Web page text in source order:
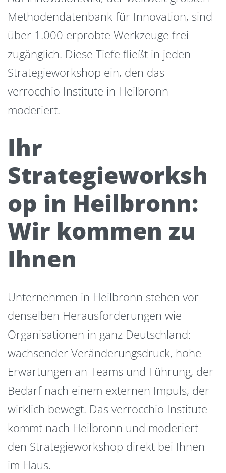
Methodendatenbank für Innovation, sind
über 1.000 erprobte Werkzeuge frei
zugänglich. Diese Tiefe fließt in jeden
Strategieworkshop ein, den das
verrocchio Institute in Heilbronn
moderiert.
Ihr
Strategieworksh
op in Heilbronn:
Wir kommen zu
Ihnen
Unternehmen in Heilbronn stehen vor
denselben Herausforderungen wie
Organisationen in ganz Deutschland:
wachsender Veränderungsdruck, hohe
Erwartungen an Teams und Führung, der
Bedarf nach einem externen Impuls, der
wirklich bewegt. Das verrocchio Institute
kommt nach Heilbronn und moderiert
den Strategieworkshop direkt bei Ihnen
im Haus.